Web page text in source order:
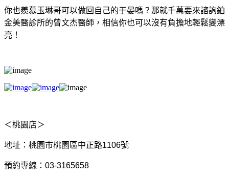
你也羨慕玉琳哥可以做回自己的于晏嗎？那就千萬要來諮詢鉑
金美醫診所的曾文杰醫師，相信你也可以沒有負擔地輕鬆變漂
亮！
＜桃園店＞
地址：桃園市桃園區中正路1106號
預約專線：03-3165658